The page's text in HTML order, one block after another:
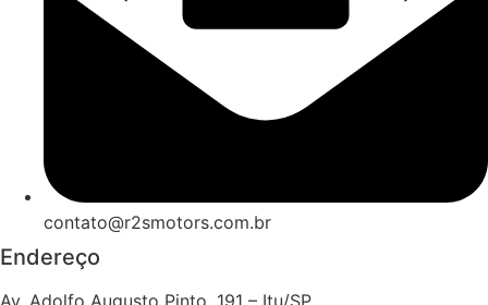
contato@r2smotors.com.br
Endereço